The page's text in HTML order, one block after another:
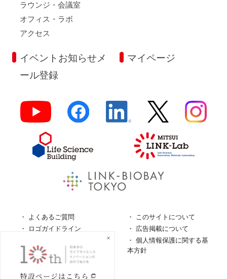
ラウンジ・会議室
オフィス・ラボ
アクセス
イベントお知らせメ
ール登録
マイページ
よくあるご質問
このサイトについて
ロゴガイドライン
広告掲載について
個人情報保護に関する基
本方針
個人情報の取扱について